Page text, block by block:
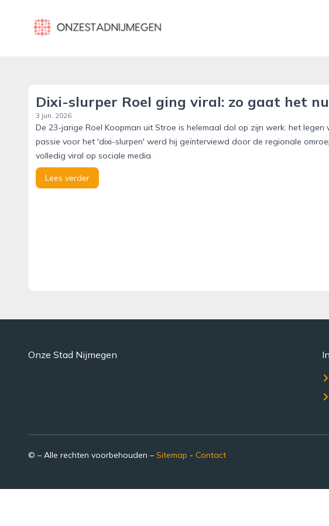
onzestadnijmegen.nl
Dixi-slurper Roel ging viral: zo gaat het
3 jun. 2026
De 23-jarige Roel Koopman uit Stroe is helemaal dol op zijn werk: het
passie voor het 'dixi-slurpen' werd hij geïnterviewd door de regionale
volledig viral op sociale media.
Lees verder
Onze Stad Nijmegen
© – Alle rechten voorbehouden – Sitemap - Contact